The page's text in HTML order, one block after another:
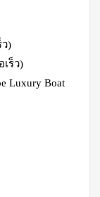
ว)
เร็ว)
Luxury Boat